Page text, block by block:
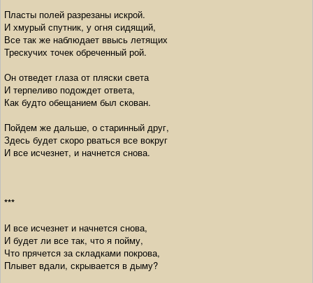
Пласты полей разрезаны искрой.
И хмурый спутник, у огня сидящий,
Все так же наблюдает ввысь летящих
Трескучих точек обреченный рой.
Он отведет глаза от пляски света
И терпеливо подождет ответа,
Как будто обещанием был скован.
Пойдем же дальше, о старинный друг,
Здесь будет скоро рваться все вокруг
И все исчезнет, и начнется снова.
***
И все исчезнет и начнется снова,
И будет ли все так, что я пойму,
Что прячется за складками покрова,
Плывет вдали, скрывается в дыму?